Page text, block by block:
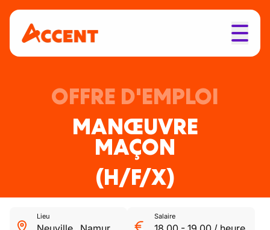
OFFRE D'EMPLOI
MANŒUVRE
MAÇON
(H/F/X)
Lieu Salaire